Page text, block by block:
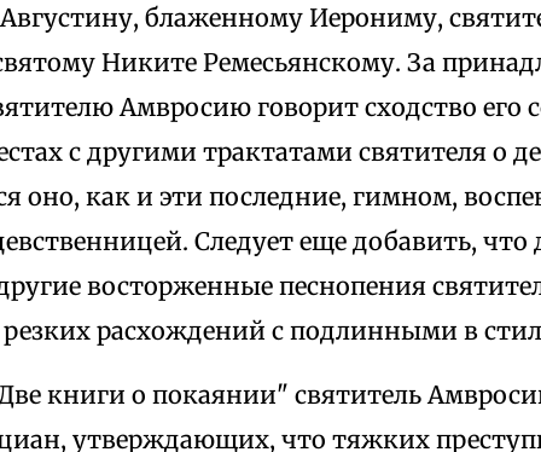
блаженному Иерониму,
Никите Ремесьянскому. За
Амвросию говорит сходство его
с другими трактатами святителя о
оно, как и эти последние, гимном,
Следует еще добавить,
восторженные песнопения
расхождений с подлинными в
книги о покаянии" святитель
утверждающих, что тяжких